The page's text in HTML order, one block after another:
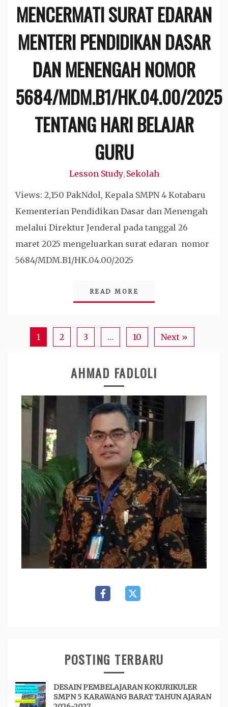
MENCERMATI SURAT EDARAN
MENTERI PENDIDIKAN DASAR
DAN MENENGAH NOMOR
5684/MDM.B1/HK.04.00/2025
TENTANG HARI BELAJAR
GURU
Lesson Study, Sekolah
Views: 2,150 PakNdol, Kepala SMPN 4 Kotabaru
Kementerian Pendidikan Dasar dan Menengah
melalui Direktur Jenderal pada tanggal 26
maret 2025 mengeluarkan surat edaran nomor
5684/MDM.B1/HK.04.00/2025
READ MORE
1 2 3 … 10 Next »
AHMAD FADLOLI
POSTING TERBARU
DESAIN PEMBELAJARAN KOKURIKULER
SMPN 5 KARAWANG BARAT TAHUN AJARAN